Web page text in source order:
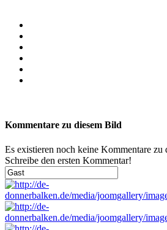
Kommentare zu diesem Bild
Es existieren noch keine Kommentare zu
Schreibe den ersten Kommentar!